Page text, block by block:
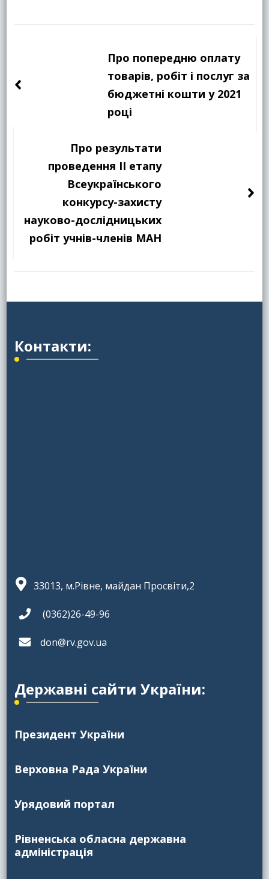
запису
Про попередню оплату
товарів, робіт і послуг за
бюджетні кошти у 2021
році
Про результати
проведення ІІ етапу
Всеукраїнського
конкурсу-захисту
науково-дослідницьких
робіт учнів-членів МАН
Контакти:
33013, м.Рівне, майдан Просвіти,2
(0362)26-49-96
don@rv.gov.ua
Державні сайти України:
Президент України
Верховна Рада України
Урядовий портал
Рівненська обласна державна
адміністрація